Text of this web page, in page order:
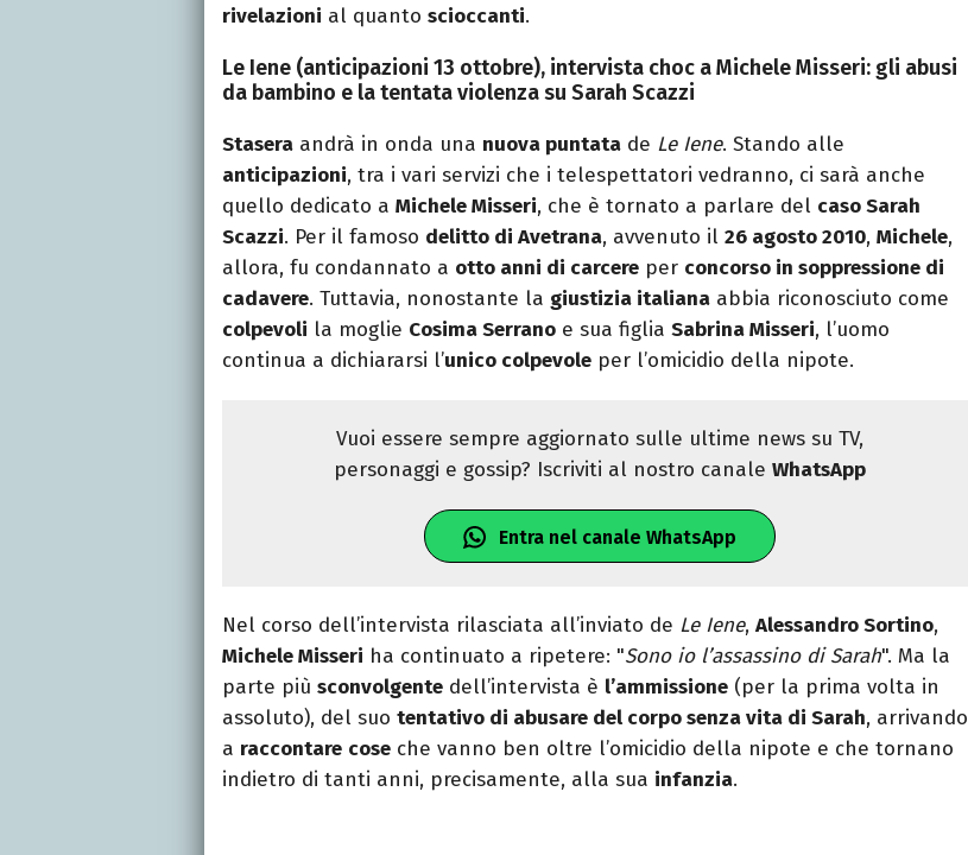
rivelazioni al quanto scioccanti.
Le Iene (anticipazioni 13 ottobre), intervista choc a Michele Misseri: gli abusi
da bambino e la tentata violenza su Sarah Scazzi
Stasera andrà in onda una nuova puntata de Le Iene. Stando alle
anticipazioni, tra i vari servizi che i telespettatori vedranno, ci sarà anche
quello dedicato a Michele Misseri, che è tornato a parlare del caso Sarah
Scazzi. Per il famoso delitto di Avetrana, avvenuto il 26 agosto 2010, Michele,
allora, fu condannato a otto anni di carcere per concorso in soppressione di
cadavere. Tuttavia, nonostante la giustizia italiana abbia riconosciuto come
colpevoli la moglie Cosima Serrano e sua figlia Sabrina Misseri, l’uomo
continua a dichiararsi l’unico colpevole per l’omicidio della nipote.
Vuoi essere sempre aggiornato sulle ultime news su TV,
personaggi e gossip? Iscriviti al nostro canaleWhatsApp
Entra nel canale WhatsApp
Nel corso dell’intervista rilasciata all’inviato de Le Iene, Alessandro Sortino,
Michele Misseri ha continuato a ripetere: "Sono io l’assassino di Sarah". Ma la
parte più sconvolgente dell’intervista è l’ammissione (per la prima volta in
assoluto), del suo tentativo di abusare del corpo senza vita di Sarah, arrivando
a raccontare cose che vanno ben oltre l’omicidio della nipote e che tornano
indietro di tanti anni, precisamente, alla sua infanzia.